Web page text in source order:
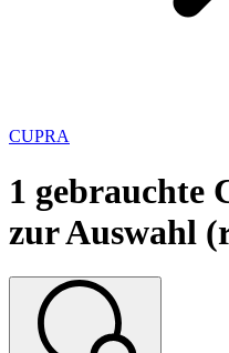
CUPRA
1 gebrauchte
zur Auswahl